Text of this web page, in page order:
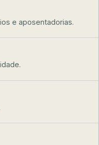
e aposentadorias.